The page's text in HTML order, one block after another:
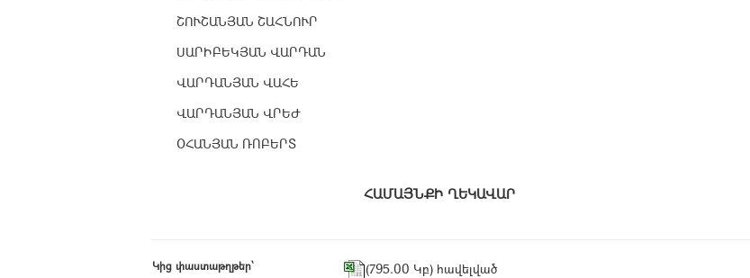
ՇՈՒՇԱՆՅԱՆ ՇԱՀՆՈՒՐ
ՍԱՐԻԲԵԿՅԱՆ ՎԱՐԴԱՆ
ՎԱՐԴԱՆՅԱՆ ՎԱՀԵ
ՎԱՐԴԱՆՅԱՆ ՎՐԵԺ
ՕՀԱՆՅԱՆ ՌՈԲԵՐՏ
ՀԱՄԱՅՆՔԻ ՂԵԿԱՎԱՐ
Կից փաստաթղթեր՝ (795.00 Կբ) հավելված